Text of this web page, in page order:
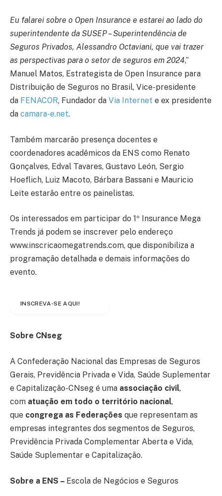
Eu falarei sobre o Open Insurance e estarei ao lado do
superintendente da SUSEP – Superintendência de
Seguros Privados, Alessandro Octaviani, que vai trazer
as perspectivas para o setor de seguros em 2024,”
Manuel Matos, Estrategista de Open Insurance para
Distribuição de Seguros no Brasil, Vice-presidente
da FENACOR, Fundador da Via Internet e ex presidente
da camara-e.net.
Também marcarão presença docentes e
coordenadores acadêmicos da ENS como Renato
Gonçalves, Edval Tavares, Gustavo León, Sergio
Hoeflich, Luiz Macoto, Bárbara Bassani e Mauricio
Leite estarão entre os painelistas.
Os interessados em participar do 1º Insurance Mega
Trends já podem se inscrever pelo endereço
www.inscricaomegatrends.com, que disponibiliza a
programação detalhada e demais informações do
evento.
INSCREVA-SE AQUI!
Sobre CNseg
A Confederação Nacional das Empresas de Seguros
Gerais, Previdência Privada e Vida, Saúde Suplementar
e Capitalização-CNseg é uma associação civil,
com atuação em todo o território nacional,
que congrega as Federações que representam as
empresas integrantes dos segmentos de Seguros,
Previdência Privada Complementar Aberta e Vida,
Saúde Suplementar e Capitalização.
Sobre a ENS – Escola de Negócios e Seguros